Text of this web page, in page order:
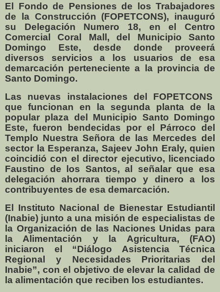
El Fondo de Pensiones de los Trabajadores
de la Construcción (FOPETCONS), inauguró
su Delegación Numero 18, en el Centro
Comercial Coral Mall, del Municipio Santo
Domingo Este, desde donde proveerá
diversos servicios a los usuarios de esa
demarcación perteneciente a la provincia de
Santo Domingo.
Las nuevas instalaciones del FOPETCONS
que funcionan en la segunda planta de la
popular plaza del Municipio Santo Domingo
Este, fueron bendecidas por el Párroco del
Templo Nuestra Señora de las Mercedes del
sector la Esperanza, Sajeev John Eraly, quien
coincidió con el director ejecutivo, licenciado
Faustino de los Santos, al señalar que esa
delegación ahorrara tiempo y dinero a los
contribuyentes de esa demarcación.
El Instituto Nacional de Bienestar Estudiantil
(Inabie) junto a una misión de especialistas de
la Organización de las Naciones Unidas para
la Alimentación y la Agricultura, (FAO)
iniciaron el “Diálogo Asistencia Técnica
Regional y Necesidades Prioritarias del
Inabie”, con el objetivo de elevar la calidad de
la alimentación que reciben los estudiantes.